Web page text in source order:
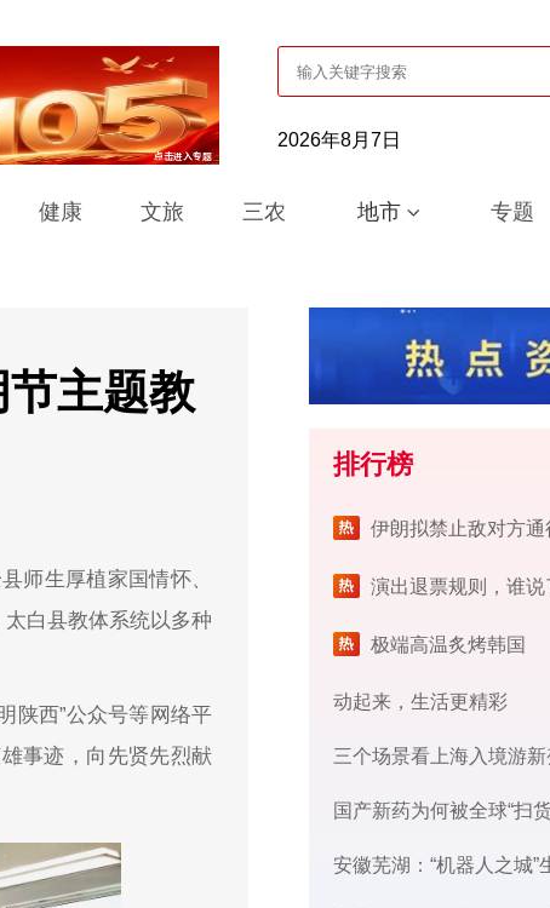
2026年8月7日
健康 文旅 三农 地市 专题
主题教
师生厚植家国情怀、
白县教体系统以多种
陕西”公众号等网络平
事迹，向先贤先烈献
排行榜
伊朗拟禁止敌对方通行霍尔木
演出退票规则，谁说
极端高温炙烤韩国
动起来，生活更精彩
三个场景看上海入境游
国产新药为何被全球“扫
安徽芜湖：“机器人之城”